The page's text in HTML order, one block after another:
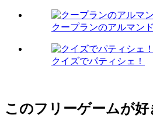
クープランのアルマンド
クイズでパティシェ！
このフリーゲームが